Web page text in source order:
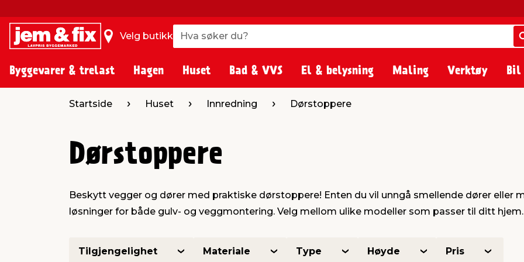
Velg butikk Hva søker du?
Hva søker du?
Byggevarer & trelast Hagen Huset Bad & VVS El & belysning Maling Verktøy
Startside Huset Innredning Dørstoppere
Dørstoppere
Beskytt vegger og dører med praktiske dørstoppere! Enten du vil unngå smellende dører eller
løsninger for både gulv- og veggmontering. Velg mellom ulike modeller som passer til ditt hjem.
Tilgjengelighet Materiale Type Høyde Pris